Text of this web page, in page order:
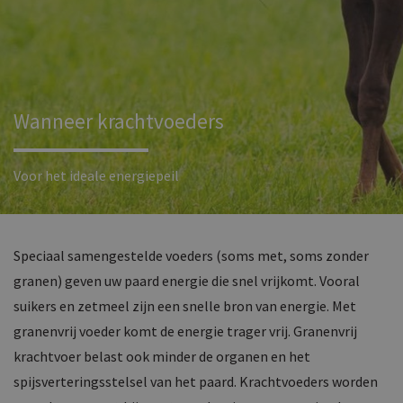
Wanneer krachtvoeders
Voor het ideale energiepeil
Speciaal samengestelde voeders (soms met, soms zonder
granen) geven uw paard energie die snel vrijkomt. Vooral
suikers en zetmeel zijn een snelle bron van energie. Met
granenvrij voeder komt de energie trager vrij. Granenvrij
krachtvoer belast ook minder de organen en het
spijsverteringsstelsel van het paard. Krachtvoeders worden